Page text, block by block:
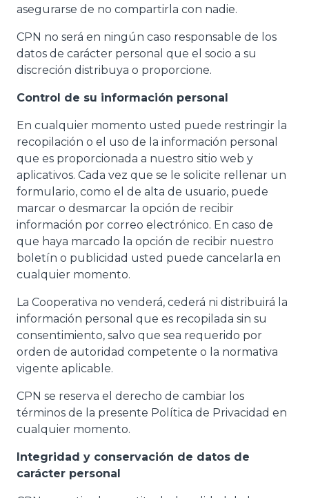
asegurarse de no compartirla con nadie.
CPN no será en ningún caso responsable de los
datos de carácter personal que el socio a su
discreción distribuya o proporcione.
Control de su información personal
En cualquier momento usted puede restringir la
recopilación o el uso de la información personal
que es proporcionada a nuestro sitio web y
aplicativos. Cada vez que se le solicite rellenar un
formulario, como el de alta de usuario, puede
marcar o desmarcar la opción de recibir
información por correo electrónico. En caso de
que haya marcado la opción de recibir nuestro
boletín o publicidad usted puede cancelarla en
cualquier momento.
La Cooperativa no venderá, cederá ni distribuirá la
información personal que es recopilada sin su
consentimiento, salvo que sea requerido por
orden de autoridad competente o la normativa
vigente aplicable.
CPN se reserva el derecho de cambiar los
términos de la presente Política de Privacidad en
cualquier momento.
Integridad y conservación de datos de
carácter personal